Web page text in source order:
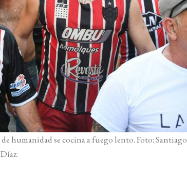
humanidad se cocina a fuego lento. Foto: Santiago